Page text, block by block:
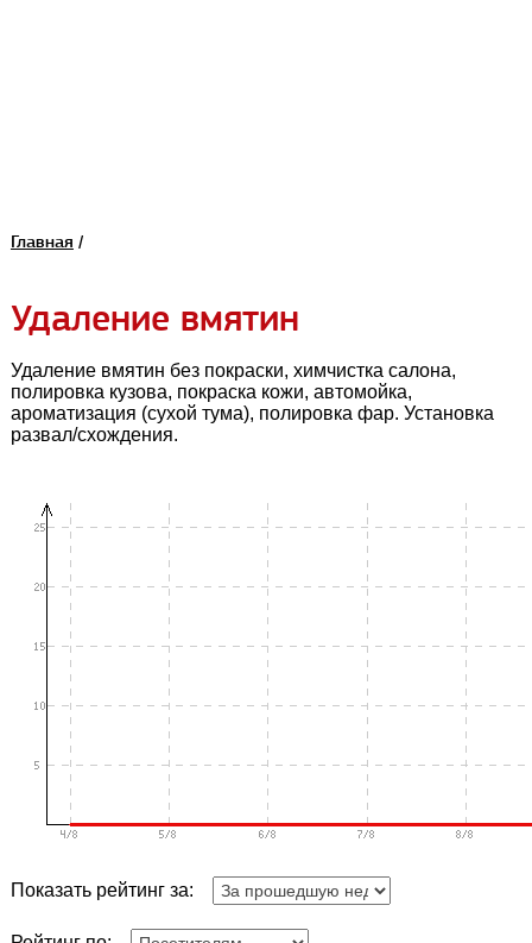
Главная /
Удаление вмятин
Удаление вмятин без покраски, химчистка салона,
полировка кузова, покраска кожи, автомойка,
ароматизация (сухой тума), полировка фар. Установка
развал/схождения.
Показать рейтинг за: